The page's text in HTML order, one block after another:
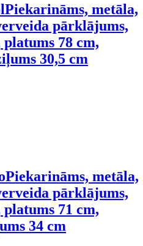
Piekarināms, metāla,
pārklājums,
78 cm,
30,5 cm
Piekarināms, metāla,
pārklājums,
71 cm,
34 cm